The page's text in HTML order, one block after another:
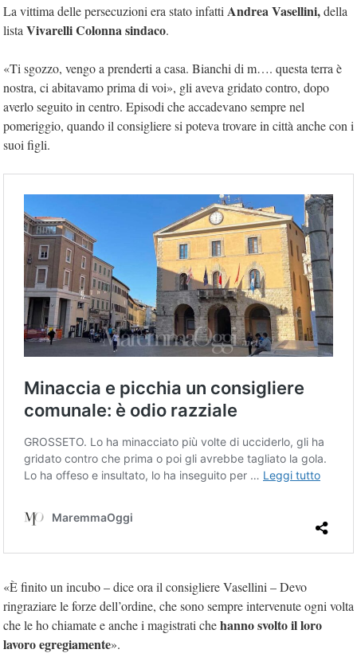
La vittima delle persecuzioni era stato infatti Andrea Vasellini,della
lista Vivarelli Colonna sindaco.
«Ti sgozzo, vengo a prenderti a casa. Bianchi di m…. questa terra è
nostra, ci abitavamo prima di voi», gli aveva gridato contro, dopo
averlo seguito in centro. Episodi che accadevano sempre nel
pomeriggio, quando il consigliere si poteva trovare in città anche con i
suoi figli.
«È finito un incubo – dice ora il consigliere Vasellini – Devo
ringraziare le forze dell’ordine, che sono sempre intervenute ogni volta
che le ho chiamate e anche i magistrati chehanno svolto il loro
lavoro egregiamente».